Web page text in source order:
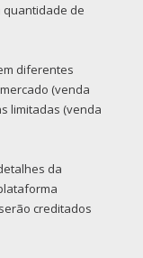
quantidade de
diferentes
(venda
limitadas (venda
da
creditados